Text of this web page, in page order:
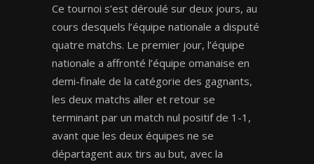
Ce tournoi s’est déroulé sur deux jours, au
cours desquels l’équipe nationale a disputé
quatre matchs. Le premier jour, l’équipe
nationale a affronté l’équipe omanaise en
demi-finale de la catégorie des gagnants,
les deux matchs aller et retour se
terminant par un match nul positif de 1-1,
avant que les deux équipes ne se
départagent aux tirs au but, avec la